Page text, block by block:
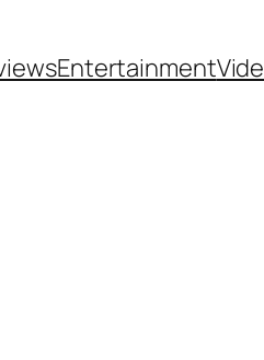
Entertainment